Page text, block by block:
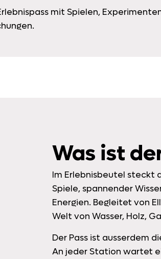
mit Spielen,
Was ist
Im Erlebnisbeutel steckt
Spiele, spannender
Energien. Begleitet von
Welt von Wasser, Holz,
Der Pass ist ausserdem
An jeder Station wartet